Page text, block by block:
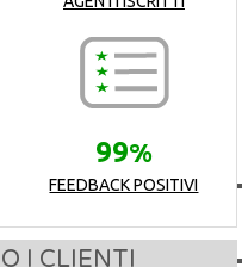
99%
FEEDBACK POSITIVI
I CLIENTI